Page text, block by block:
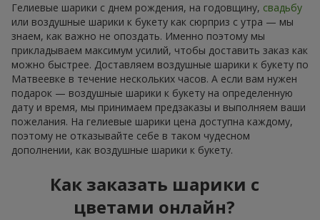
Гелиевые шарики с днем рождения, на годовщину, свадьбу
или воздушные шарики к букету как сюрприз с утра — мы
знаем, как важно не опоздать. Именно поэтому мы
прикладываем максимум усилий, чтобы доставить заказ как
можно быстрее. Доставляем воздушные шарики к букету по
Матвеевке в течение нескольких часов. А если вам нужен
подарок — воздушные шарики к букету на определенную
дату и время, мы принимаем предзаказы и выполняем ваши
пожелания. На гелиевые шарики цена доступна каждому,
поэтому не отказывайте себе в таком чудесном
дополнении, как воздушные шарики к букету.
Как заказать шарики с
цветами онлайн?